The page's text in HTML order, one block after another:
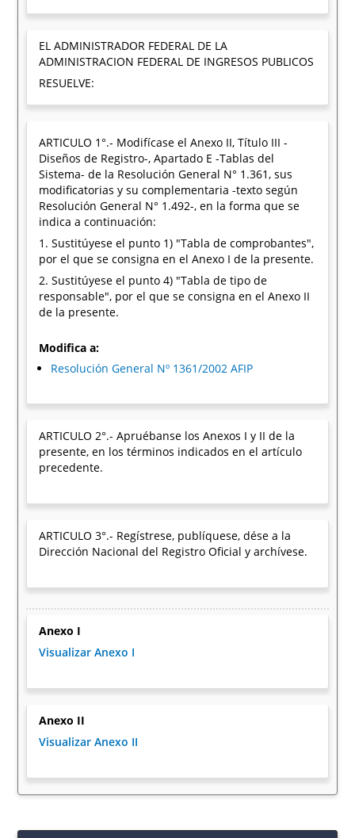
EL ADMINISTRADOR FEDERAL DE LA
ADMINISTRACION FEDERAL DE INGRESOS PUBLICOS
RESUELVE:
ARTICULO 1°.- Modifícase el Anexo II, Título III -
Diseños de Registro-, Apartado E -Tablas del
Sistema- de la Resolución General N° 1.361, sus
modificatorias y su complementaria -texto según
Resolución General N° 1.492-, en la forma que se
indica a continuación:
1. Sustitúyese el punto 1) "Tabla de comprobantes",
por el que se consigna en el Anexo I de la presente.
2. Sustitúyese el punto 4) "Tabla de tipo de
responsable", por el que se consigna en el Anexo II
de la presente.
Modifica a:
Resolución General Nº 1361/2002 AFIP
ARTICULO 2°.- Apruébanse los Anexos I y II de la
presente, en los términos indicados en el artículo
precedente.
ARTICULO 3°.- Regístrese, publíquese, dése a la
Dirección Nacional del Registro Oficial y archívese.
Anexo I
Visualizar Anexo I
Anexo II
Visualizar Anexo II